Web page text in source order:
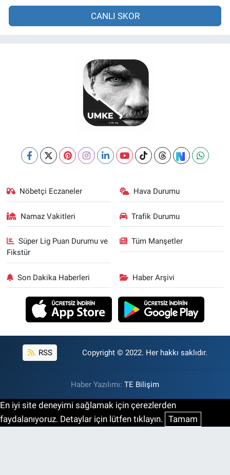
CANLI SKOR
Nöbetçi Eczaneler Hava Durumu
Namaz Vakitleri Trafik Durumu
Süper Lig Puan Durumu ve
Fikstür
Tüm Manşetler
Son Dakika Haberleri Haber Arşivi
RSS Copyright © 2022. Her hakkı saklıdır.
Haber Yazılımı: TE Bilişim
En iyi site deneyimi sağlamak için çerezlerden
faydalanıyoruz. Detaylar için lütfen tıklayın. Tamam